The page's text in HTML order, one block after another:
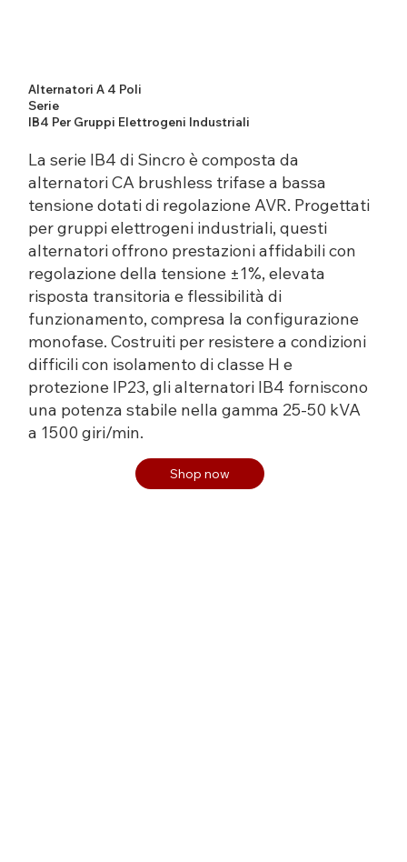
Alternatori A 4 Poli
Serie
IB4 Per Gruppi Elettrogeni Industriali
La serie IB4 di Sincro è composta da
alternatori CA brushless trifase a bassa
tensione dotati di regolazione AVR. Progettati
per gruppi elettrogeni industriali, questi
alternatori offrono prestazioni affidabili con
regolazione della tensione ±1%, elevata
risposta transitoria e flessibilità di
funzionamento, compresa la configurazione
monofase. Costruiti per resistere a condizioni
difficili con isolamento di classe H e
protezione IP23, gli alternatori IB4 forniscono
una potenza stabile nella gamma 25-50 kVA
a 1500 giri/min.
Shop now